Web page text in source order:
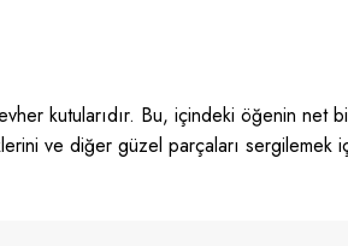
kutularıdır. Bu, içindeki öğenin
ve diğer güzel parçaları sergilemek